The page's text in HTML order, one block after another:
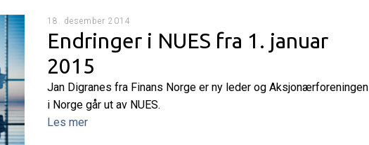
18. desember 2014
Endringer i NUES fra 1. januar
2015
Jan Digranes fra Finans Norge er ny leder og Aksjonærforeningen
i Norge går ut av NUES.
Les mer